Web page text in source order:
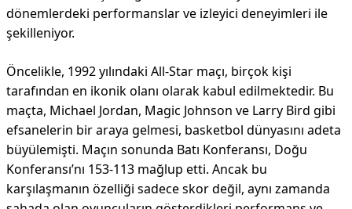
dönemlerdeki performanslar ve izleyici deneyimleri ile
şekilleniyor.
Öncelikle, 1992 yılındaki All-Star maçı, birçok kişi
tarafından en ikonik olanı olarak kabul edilmektedir. Bu
maçta, Michael Jordan, Magic Johnson ve Larry Bird gibi
efsanelerin bir araya gelmesi, basketbol dünyasını adeta
büyülemişti. Maçın sonunda Batı Konferansı, Doğu
Konferansı’nı 153-113 mağlup etti. Ancak bu
karşılaşmanın özelliği sadece skor değil, aynı zamanda